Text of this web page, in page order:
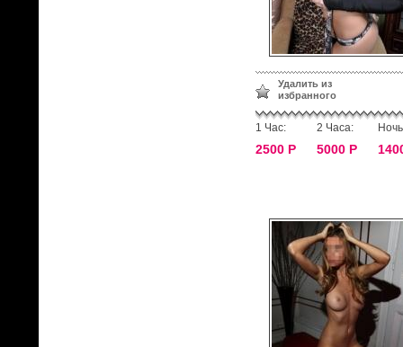
Удалить из
избранного
1 Час:
2500 Р
2 Часа:
5000 Р